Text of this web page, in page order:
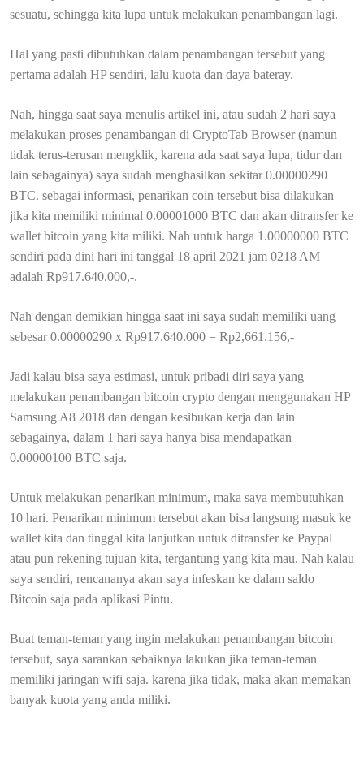
sesuatu, sehingga kita lupa untuk melakukan penambangan lagi.
Hal yang pasti dibutuhkan dalam penambangan tersebut yang
pertama adalah HP sendiri, lalu kuota dan daya bateray.
Nah, hingga saat saya menulis artikel ini, atau sudah 2 hari saya
melakukan proses penambangan di CryptoTab Browser (namun
tidak terus-terusan mengklik, karena ada saat saya lupa, tidur dan
lain sebagainya) saya sudah menghasilkan sekitar 0.00000290
BTC. sebagai informasi, penarikan coin tersebut bisa dilakukan
jika kita memiliki minimal 0.00001000 BTC dan akan ditransfer ke
wallet bitcoin yang kita miliki. Nah untuk harga 1.00000000 BTC
sendiri pada dini hari ini tanggal 18 april 2021 jam 0218 AM
adalah Rp917.640.000,-.
Nah dengan demikian hingga saat ini saya sudah memiliki uang
sebesar 0.00000290 x Rp917.640.000 = Rp2,661.156,-
Jadi kalau bisa saya estimasi, untuk pribadi diri saya yang
melakukan penambangan bitcoin crypto dengan menggunakan HP
Samsung A8 2018 dan dengan kesibukan kerja dan lain
sebagainya, dalam 1 hari saya hanya bisa mendapatkan
0.00000100 BTC saja.
Untuk melakukan penarikan minimum, maka saya membutuhkan
10 hari. Penarikan minimum tersebut akan bisa langsung masuk ke
wallet kita dan tinggal kita lanjutkan untuk ditransfer ke Paypal
atau pun rekening tujuan kita, tergantung yang kita mau. Nah kalau
saya sendiri, rencananya akan saya infeskan ke dalam saldo
Bitcoin saja pada aplikasi Pintu.
Buat teman-teman yang ingin melakukan penambangan bitcoin
tersebut, saya sarankan sebaiknya lakukan jika teman-teman
memiliki jaringan wifi saja. karena jika tidak, maka akan memakan
banyak kuota yang anda miliki.